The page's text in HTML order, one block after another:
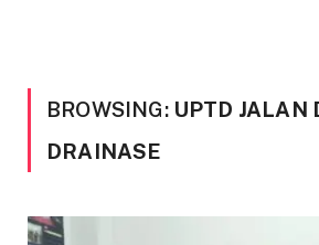
BROWSING: UPTD JALAN
DRAINASE